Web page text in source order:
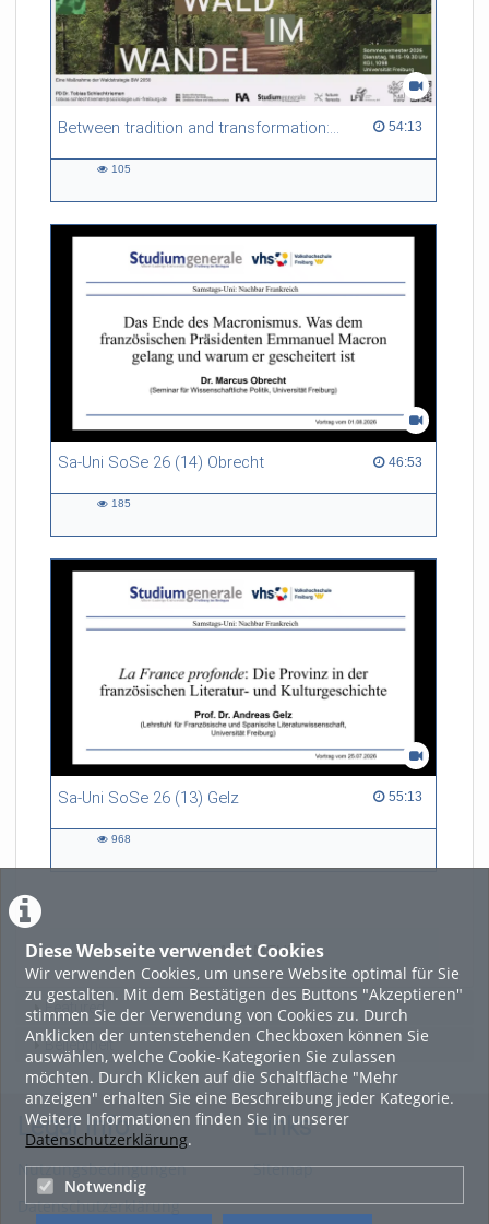
Diese Webseite verwendet Cookies
Wir verwenden Cookies, um unsere Website optimal für Sie
zu gestalten. Mit dem Bestätigen des Buttons "Akzeptieren"
stimmen Sie der Verwendung von Cookies zu. Durch
Anklicken der untenstehenden Checkboxen können Sie
auswählen, welche Cookie-Kategorien Sie zulassen
möchten. Durch Klicken auf die Schaltfläche "Mehr
anzeigen" erhalten Sie eine Beschreibung jeder Kategorie.
Weitere Informationen finden Sie in unserer
Datenschutzerklärung.
Notwendig
Between tradition and transformation: how owners, advisers and institutions co-create knowledge for resilient forests in Europe 54:13
54:13 duration
105
Sa-Uni SoSe 26 (14) Obrecht 46:53
46:53 duration
185
Sa-Uni SoSe 26 (13) Gelz 55:13
55:13 duration
968
LADE MEHR
Featured
Beliebtheit
Legal Info
Nutzungsbedingungen
Datenschutzerklärung
Links
Sitemap